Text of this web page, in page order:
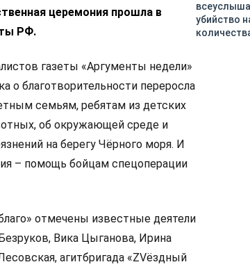
церемония прошла в
РФ.
газеты «Аргументы недели»
о благотворительности переросла
семьям, ребятам из детских
об окружающей среде и
на берегу Чёрного моря. И
– помощь бойцам спецоперации
отмечены известные деятели
Вика Цыганова, Ирина
агитбригада «ZVёздный
убийство